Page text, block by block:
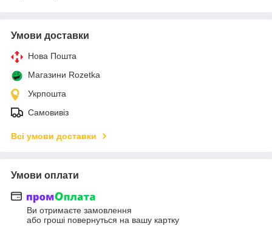
Умови доставки
Нова Пошта
Магазини Rozetka
Укрпошта
Самовивіз
Всі умови доставки
Умови оплати
Ви отримаєте замовлення
або гроші повернуться на вашу картку